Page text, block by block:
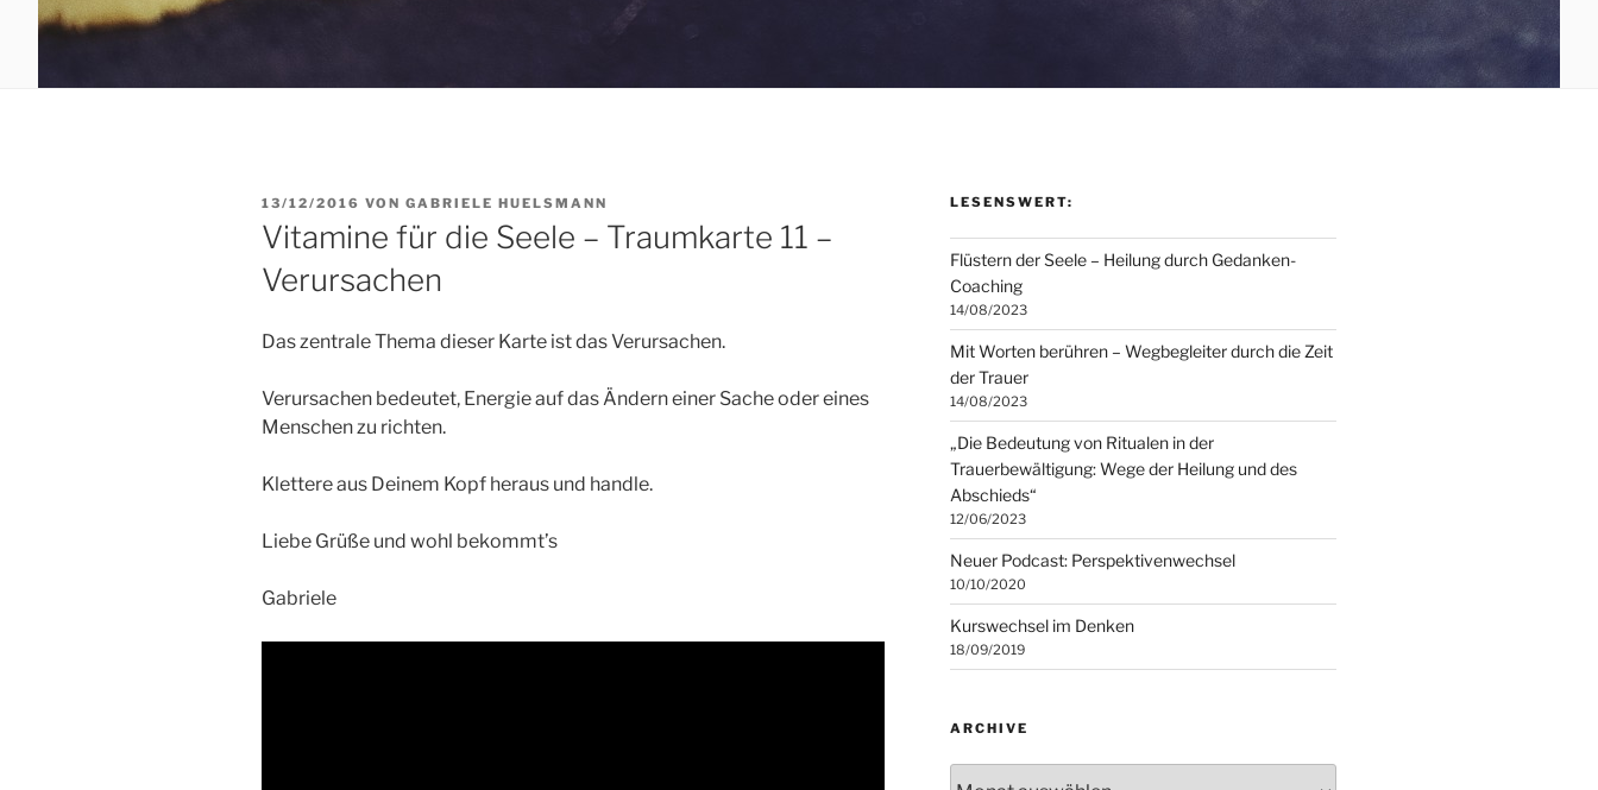
VERÖFFENTLICHT
AM
13/12/2016 VON GABRIELE HUELSMANN
Vitamine für die Seele – Traumkarte 11 –
Verursachen
Das zentrale Thema dieser Karte ist das Verursachen.
Verursachen bedeutet, Energie auf das Ändern einer Sache oder eines
Menschen zu richten.
Klettere aus Deinem Kopf heraus und handle.
Liebe Grüße und wohl bekommt’s
Gabriele
LESENSWERT:
Flüstern der Seele – Heilung durch Gedanken-
Coaching
14/08/2023
Mit Worten berühren – Wegbegleiter durch die Zeit
der Trauer
14/08/2023
„Die Bedeutung von Ritualen in der
Trauerbewältigung: Wege der Heilung und des
Abschieds“
12/06/2023
Neuer Podcast: Perspektivenwechsel
10/10/2020
Kurswechsel im Denken
18/09/2019
ARCHIVE